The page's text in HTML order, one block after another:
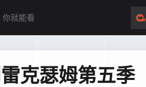
克瑟姆第五季